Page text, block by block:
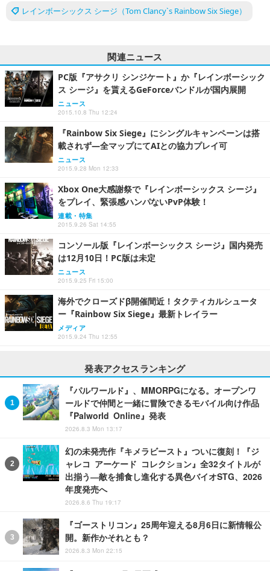
レインボーシックス シージ（Tom Clancy`s Rainbow Six Siege）
関連ニュース
PC版『アサクリ シンジケート』か『レインボーシック
ス シージ』を貰えるGeForceバンドルが国内展開
ニュース
2015.10.8 Thu 12:24
『Rainbow Six Siege』にシングルキャンペーンは搭
載されず―全マップにてAIとの協力プレイ可
ニュース
2015.9.28 Mon 12:33
Xbox One大感謝祭で『レインボーシックス シージ』
をプレイ、緊張感ハンパないPvP体験！
連載・特集
2015.9.26 Sat 14:55
コンソール版『レインボーシックス シージ』国内発売
は12月10日！PC版は未定
ニュース
2015.9.25 Fri 15:00
海外でクローズドβ開催間近！タクティカルシュータ
ー『Rainbow Six Siege』最新トレイラー
メディア
2015.9.24 Thu 12:55
発表アクセスランキング
『パルワールド』、MMORPGになる。オープンワ
ールドで仲間と一緒に冒険できるモバイル向け作品
『Palworld Online』発表
2026.8.3 Mon 13:17
幻の未発売作『キメラビースト』ついに復刻！『ジ
ャレコ アーケード コレクション』全32タイトルが
出揃う―敵を捕食し進化する異色バイオSTG、2026
年度発売へ
2026.8.6 Thu 19:17
『ゴーストリコン』25周年迎える8月6日に新情報公
開。新作かそれとも？
2026.8.3 Mon 22:15